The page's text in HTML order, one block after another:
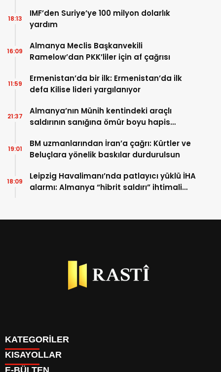
IMF’den Suriye’ye 100 milyon dolarlık
yardım
18:13
Almanya Meclis Başkanvekili
Ramelow’dan PKK’liler için af çağrısı
16:09
Ermenistan’da bir ilk: Ermenistan’da ilk
defa Kilise lideri yargılanıyor
11:59
Almanya’nın Münih kentindeki araçlı
saldırının sanığına ömür boyu hapis
21:37
BM uzmanlarından İran’a çağrı: Kürtler ve
Beluçlara yönelik baskılar durdurulsun
19:01
Leipzig Havalimanı’nda patlayıcı yüklü İHA
alarmı: Almanya “hibrit saldırı” ihtimali
18:09
KATEGORİLER
BİYOGRAFİLER
KISAYOLLAR
E-BÜLTEN